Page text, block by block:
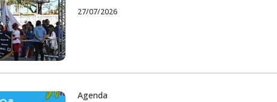
27/07/2026
Agenda